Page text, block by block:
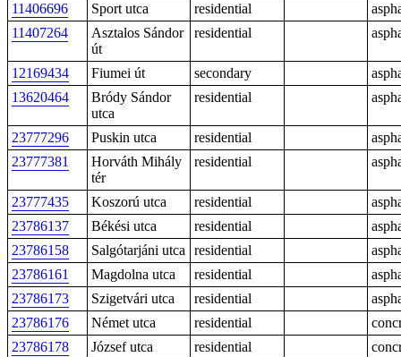
11406696
Sport utca residential
11407264
Asztalos Sándor
út
residential
12169434 Fiumei út secondary
13620464
Bródy Sándor
utca
residential
23777296 Puskin utca residential
23777381
Horváth Mihály
tér
residential
23777435 Koszorú utca residential
23786137
Békési utca residential
23786158
Salgótarjáni utca residential
23786161
Magdolna utca residential
23786173
Szigetvári utca residential
23786176
Német utca residential
23786178
József utca residential